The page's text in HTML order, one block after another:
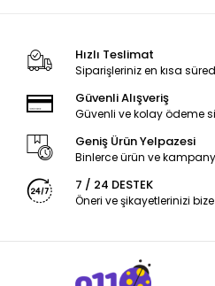
Hızlı Teslimat
Siparişleriniz en kısa
Güvenli Alışveriş
Güvenli ve kolay ödeme
Geniş Ürün Yelpazesi
Binlerce ürün ve
7 / 24 DESTEK
Öneri ve şikayetlerinizi